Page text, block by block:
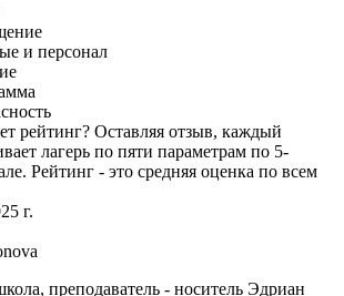
и персонал
рейтинг? Оставляя отзыв, каждый
лагерь по пяти параметрам по 5-
Рейтинг - это средняя оценка по всем
г.
преподаватель - носитель Эдриан